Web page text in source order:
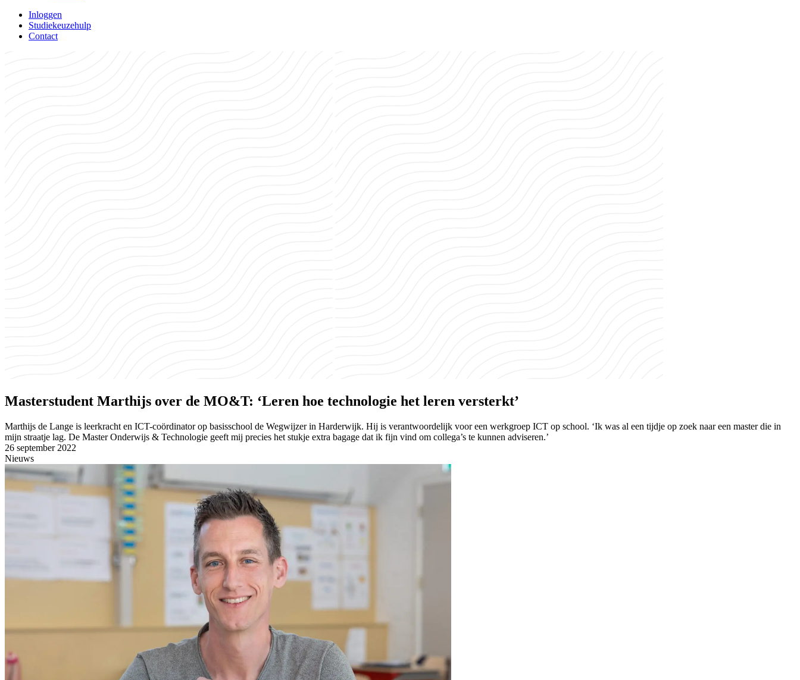
Inloggen
Studiekeuzehulp
Contact
Masterstudent Marthijs over de MO&T: ‘Leren hoe technologie het leren versterkt’
Marthijs de Lange is leerkracht en ICT-coördinator op basisschool de Wegwijzer in Harderwijk. Hij is verantwoordelijk voor een werkgroep ICT op school. ‘Ik was al een tijdje op zoek naar een master die in
mijn straatje lag. De Master Onderwijs & Technologie geeft mij precies het stukje extra bagage dat ik fijn vind om collega’s te kunnen adviseren.’
26 september 2022
Nieuws